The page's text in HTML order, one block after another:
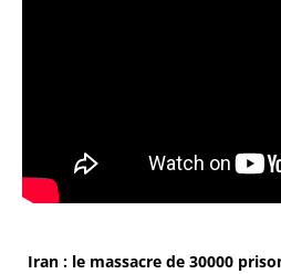
Iran : le massacre de 30000